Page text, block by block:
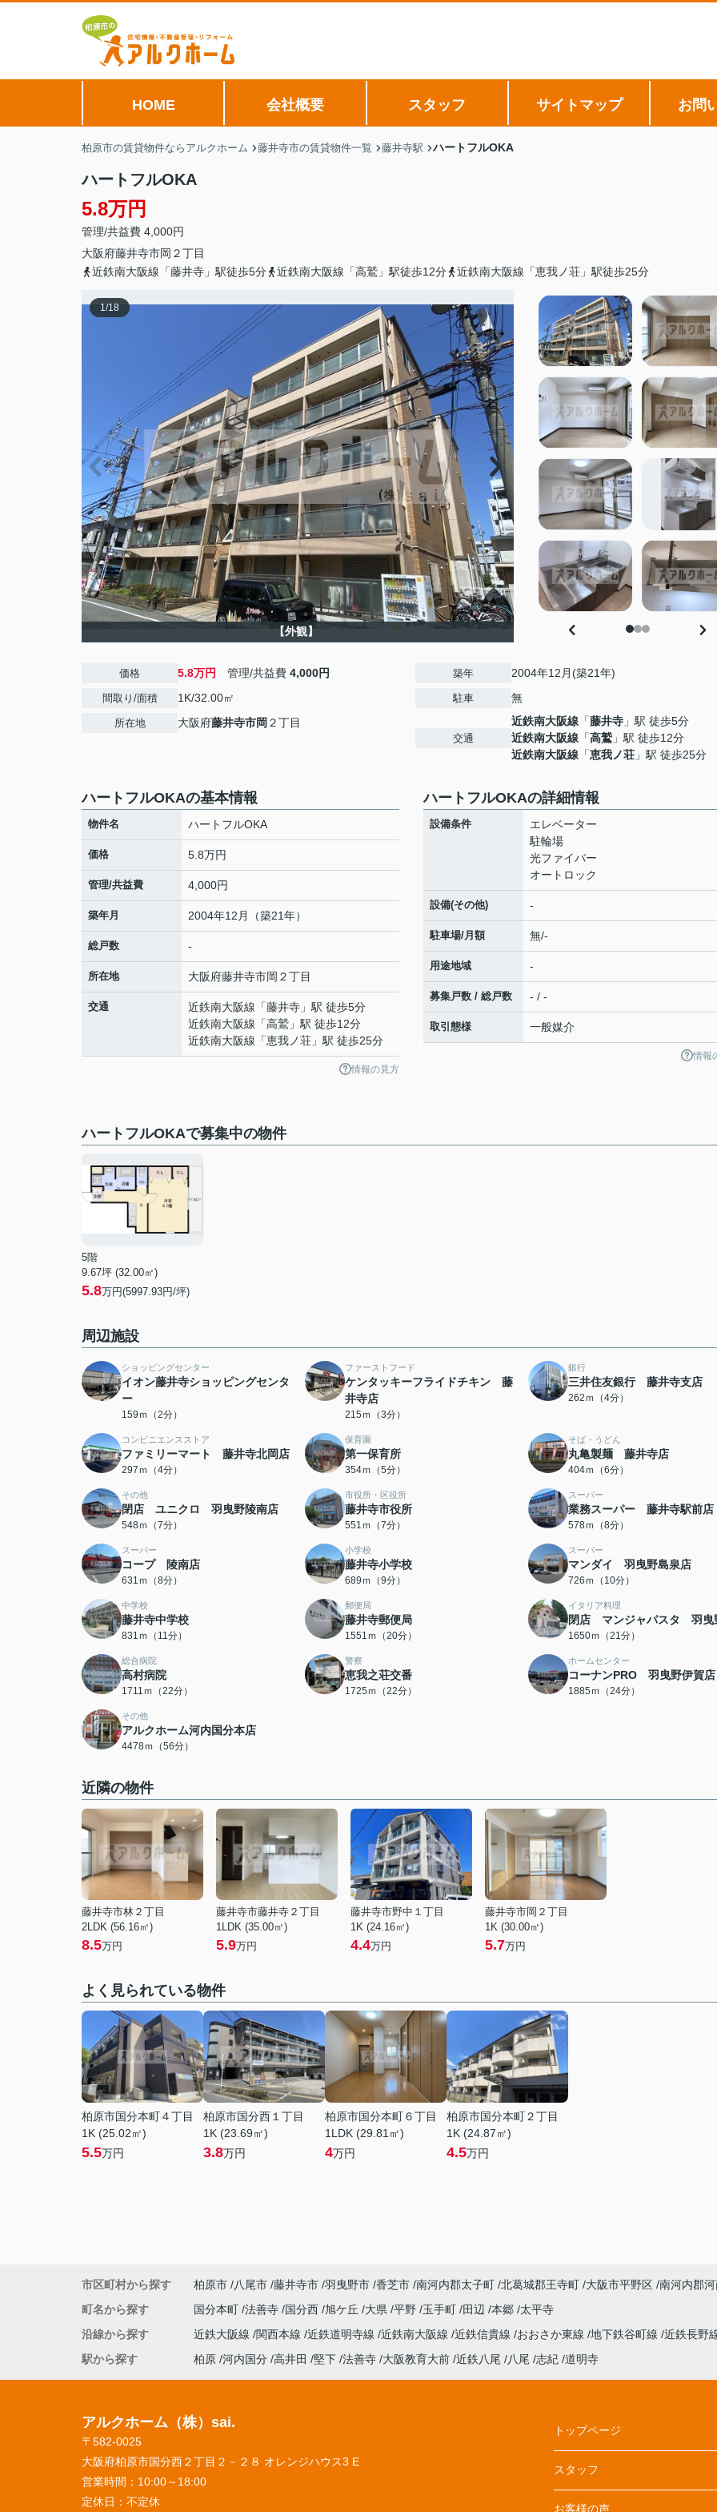
HOME 会社概要 スタッフ サイトマップ お問
柏原市の賃貸物件ならアルクホーム 藤井寺市の賃貸物件一覧 藤井寺駅 ハートフルOKA
ハートフルOKA
5.8万円
管理/共益費 4,000円
大阪府藤井寺市岡 ２丁目
近鉄南大阪線「藤井寺」駅徒歩5分
近鉄南大阪線「高鷲」駅徒歩12分 近鉄南大阪線「恵我ノ荘」駅徒歩25分
1/18
【外観】
価格 5.8万円 管理/共益費 4,000円
間取り/面積 1K/32.00㎡
所在地 大阪府藤井寺市岡 ２丁目
築年 2004年12月(築21年)
駐車 無
交通
近鉄南大阪線 「藤井寺 」駅 徒歩5分
近鉄南大阪線 「高鷲」駅 徒歩12分
近鉄南大阪線 「恵我ノ荘 」駅 徒歩25分
ハートフルOKAの基本情報
物件名 ハートフルOKA
価格 5.8万円
管理/共益費 4,000円
築年月 2004年12月（築21年）
総戸数 -
所在地 大阪府藤井寺市岡 ２丁目
交通 近鉄南大阪線 「藤井寺 」駅 徒歩5分
近鉄南大阪線 「高鷲 」駅 徒歩12分
近鉄南大阪線 「恵我ノ荘 」駅 徒歩25分
情報の見方
ハートフルOKAの詳細情報
設備条件
エレベーター
駐輪場
光ファイバー
オートロック
設備(その他) -
駐車場/月額 無/-
用途地域 -
募集戸数 / 総戸数 - / -
取引態様 一般媒介
情報
ハートフルOKAで募集中の物件
5階
9.67坪 (32.00㎡)
5.8万円(5997.93円/坪)
周辺施設
ショッピングセンター
イオン藤井寺ショッピングセンタ
ー
159ｍ（2分）
ファーストフード
ケンタッキーフライドチキン 藤
井寺店
215ｍ（3分）
銀行
三井住友銀行 藤井寺支店
262ｍ（4分）
コンビニエンスストア
ファミリーマート 藤井寺北岡店
297ｍ（4分）
保育園
第一保育所
354ｍ（5分）
そば・うどん
丸亀製麺 藤井寺店
404ｍ（6分）
その他
閉店 ユニクロ 羽曳野陵南店
548ｍ（7分）
市役所・区役所
藤井寺市役所
551ｍ（7分）
スーパー
業務スーパー 藤井寺駅前店
578ｍ（8分）
スーパー
コープ 陵南店
631ｍ（8分）
小学校
藤井寺小学校
689ｍ（9分）
スーパー
マンダイ 羽曳野島泉店
726ｍ（10分）
中学校
藤井寺中学校
831ｍ（11分）
郵便局
藤井寺郵便局
1551ｍ（20分）
イタリア料理
閉店 マンジャパスタ 羽曳
1650ｍ（21分）
総合病院
高村病院
1711ｍ（22分）
警察
恵我之荘交番
1725ｍ（22分）
ホームセンター
コーナンPRO 羽曳野伊賀店
1885ｍ（24分）
その他
アルクホーム河内国分本店
4478ｍ（56分）
近隣の物件
藤井寺市林２丁目
2LDK (56.16㎡)
8.5万円
藤井寺市藤井寺２丁目
1LDK (35.00㎡)
5.9万円
藤井寺市野中１丁目
1K (24.16㎡)
4.4万円
藤井寺市岡２丁目
1K (30.00㎡)
5.7万円
よく見られている物件
柏原市国分本町４丁目
1K (25.02㎡)
5.5万円
柏原市国分西１丁目
1K (23.69㎡)
3.8万円
柏原市国分本町６丁目
1LDK (29.81㎡)
4万円
柏原市国分本町２丁目
1K (24.87㎡)
4.5万円
市区町村から探す 柏原市 八尾市 藤井寺市 羽曳野市 香芝市 南河内郡太子町 北葛城郡王寺町 大阪市平野区 南河内郡
町名から探す
国分本町 法善寺 国分西 旭ケ丘 大県 平野 玉手町 田辺 本郷 太平寺
沿線から探す
近鉄大阪線 関西本線 近鉄道明寺線 近鉄南大阪線 近鉄信貴線 おおさか東線 地下鉄谷町線 近鉄長野
駅から探す
柏原 河内国分 高井田 堅下 法善寺 大阪教育大前 近鉄八尾 八尾 志紀 道明寺
アルクホーム（株）sai.
〒582-0025
大阪府柏原市国分西２丁目２－２８ オレンジハウス3 E
営業時間： 10:00～18:00
定休日： 不定休
トップページ
スタッフ
お客様の声